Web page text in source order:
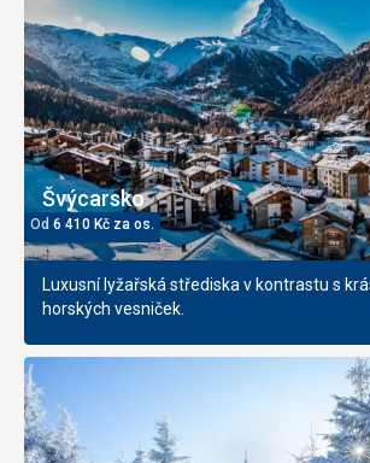
Švýcarsko
Od 6 410 Kč za os.
Luxusní lyžařská střediska v kontrastu s
horských vesniček.